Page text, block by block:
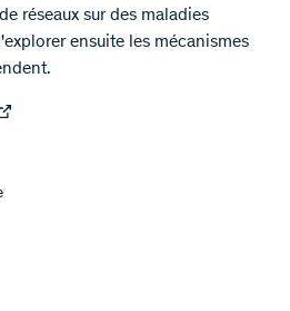
réseaux sur des maladies
ensuite les mécanismes